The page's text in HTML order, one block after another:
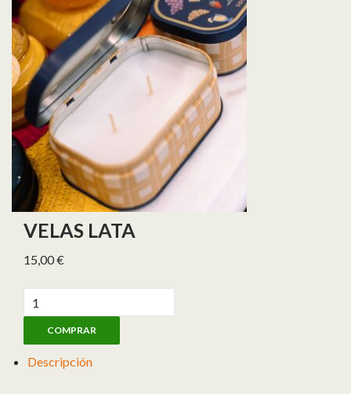
VELAS LATA
15,00€
Velas lata cantidad
COMPRAR
Descripción